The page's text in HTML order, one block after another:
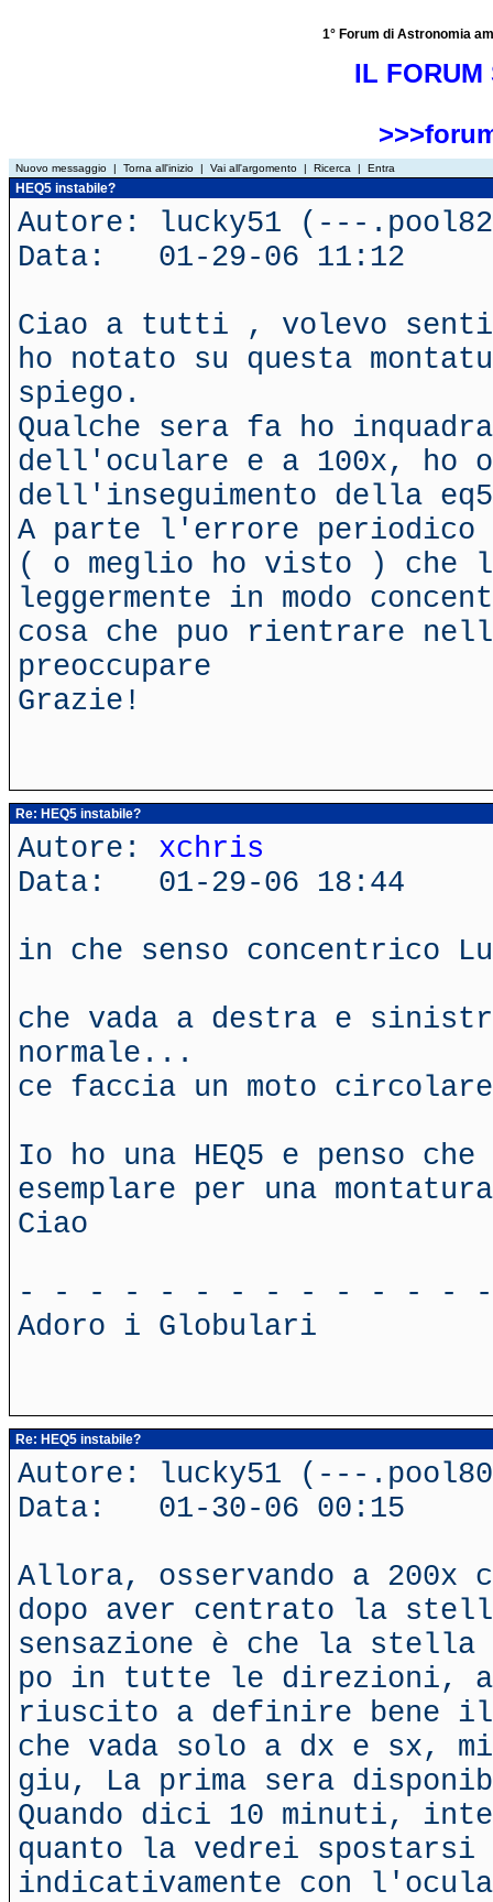
1° Forum di Astronomia
IL FORUM
Nuovo messaggio | Torna all'inizio | Vai all'argomento | Ricerca | Entra
HEQ5 instabile?
Autore: lucky51 (---
Data: 01-29-06 11:12
Ciao a tutti , volevo
ho notato su questa
spiego.
Qualche sera fa ho
dell'oculare e a 100x, ho
dell'inseguimento della
A parte l'errore periodico
( o meglio ho visto ) che
leggermente in modo
cosa che puo rientrare
preoccupare
Grazie!
Re: HEQ5 instabile?
Autore: xchris
Data: 01-29-06 18:44
in che senso concentrico
che vada a destra e
normale...
ce faccia un moto
Io ho una HEQ5 e penso
esemplare per una
Ciao
- - - - - - - - - - - - -
Adoro i Globulari
Re: HEQ5 instabile?
Autore: lucky51 (---
Data: 01-30-06 00:15
Allora, osservando a
dopo aver centrato la
sensazione è che la
po in tutte le direzioni,
riuscito a definire bene il
che vada solo a dx e sx, mi
giu, La prima sera
Quando dici 10 minuti,
quanto la vedrei
indicativamente con